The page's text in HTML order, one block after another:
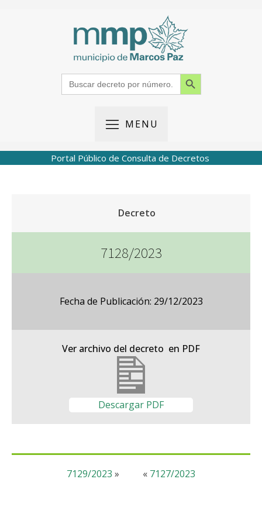
Search
for:
Search Button
MENU
Portal Público de Consulta de Decretos
Decreto
7128/2023
Fecha de Publicación: 29/12/2023
Ver archivo del decreto en PDF
Descargar PDF
« 7127/2023
7129/2023 »